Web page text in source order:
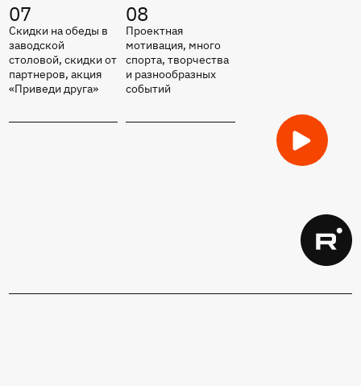
07
Скидки на обеды в
заводской
столовой, скидки от
партнеров, акция
«Приведи друга»
08
Проектная
мотивация, много
спорта, творчества
и разнообразных
событий